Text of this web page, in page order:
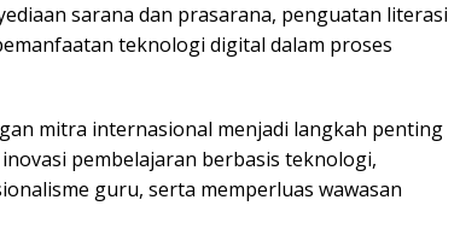
sarana dan prasarana, penguatan literasi
teknologi digital dalam proses
mitra internasional menjadi langkah penting
pembelajaran berbasis teknologi,
guru, serta memperluas wawasan